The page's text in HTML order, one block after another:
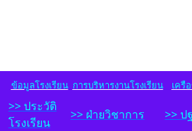
ข้อมูลโรงเรียน การบริหารงานโรงเรียน เครื
>> ประวัติ
โรงเรียน
>> ฝ่ายวิชาการ >> ป